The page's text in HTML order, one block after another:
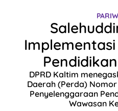
DPRD Kaltim
Daerah (Perda)
Penyelenggaraan
Wawasan